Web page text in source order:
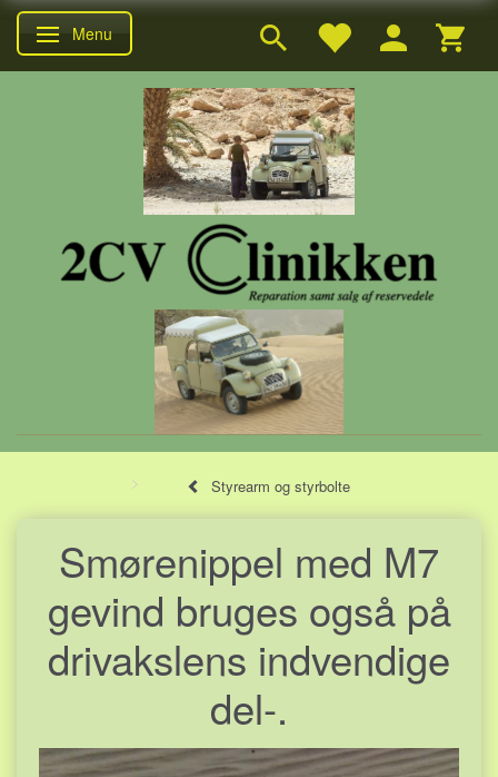
Skifte navigation
Menu
Styrearm og styrbolte
Smørenippel med M7
gevind bruges også på
drivakslens indvendige
del-.